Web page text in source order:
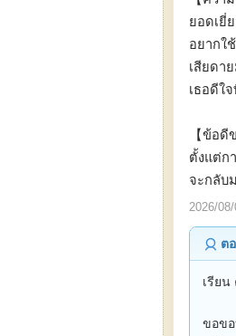
ยอดเยี่
อยากใ
เสียดา
เธอดีใ
【ข้อดี
ตั้งแต่ก
จะกลับ
2026/
ต
เรีย
ขอขอ